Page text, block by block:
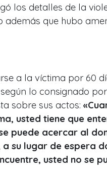
los detalles de la
además que hubo
a la víctima por 60
lo consignado por
sobre sus actos:
usted tiene que
puede acercar al
su lugar de espera
usted no se